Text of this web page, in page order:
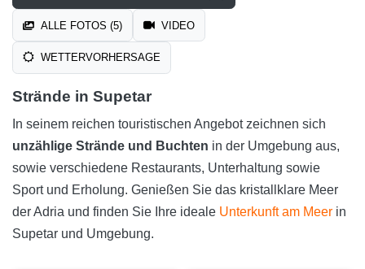
ALLE FOTOS (5) VIDEO
WETTERVORHERSAGE
Strände in Supetar
In seinem reichen touristischen Angebot zeichnen sich
unzählige Strände und Buchten in der Umgebung aus,
sowie verschiedene Restaurants, Unterhaltung sowie
Sport und Erholung. Genießen Sie das kristallklare Meer
der Adria und finden Sie Ihre ideale Unterkunft am Meer in
Supetar und Umgebung.